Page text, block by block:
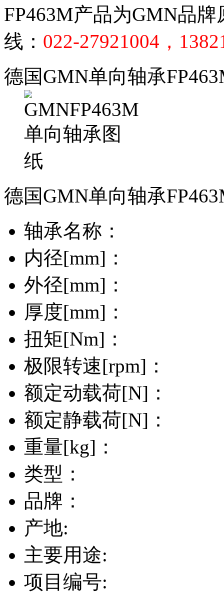
FP463M产品为GMN品
线： 022-27921004，
德国GMN单向轴承
德国GMN单向轴承
轴承名称：
内径[mm]：
外径[mm]：
厚度[mm]：
扭矩[Nm]：
极限转速[rpm]：
额定动载荷[N]：
额定静载荷[N]：
重量[kg]：
类型：
品牌：
产地:
主要用途:
项目编号: